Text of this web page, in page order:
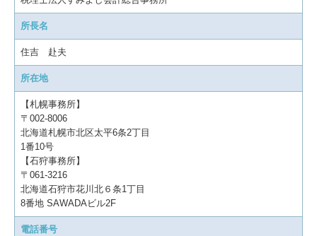
所長名
住吉 赴夫
所在地
【札幌事務所】
〒002-8006
北海道札幌市北区太平6条2丁目
1番10号
【石狩事務所】
〒061-3216
北海道石狩市花川北６条1丁目
8番地 SAWADAビル2F
電話番号